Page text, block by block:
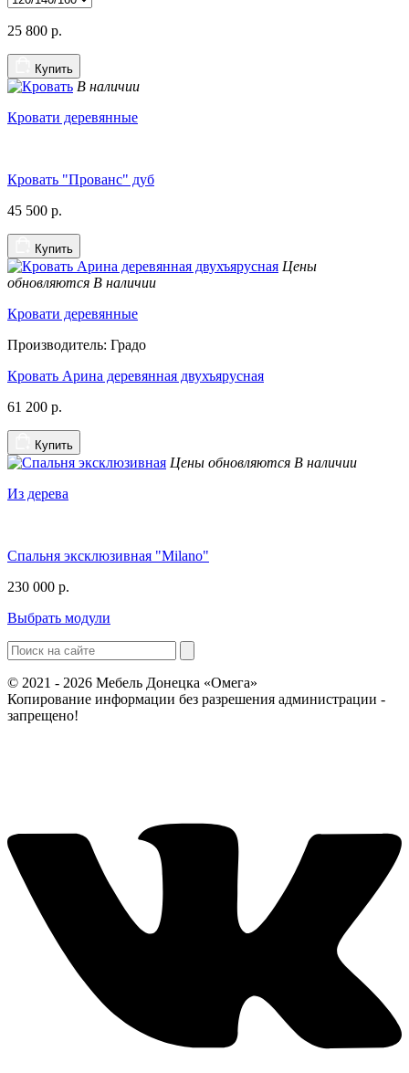
25 800 р.
Купить
В наличии
Кровати деревянные
Кровать "Прованс" дуб
45 500 р.
Купить
Цены
обновляются В наличии
Кровати деревянные
Производитель: Градо
Кровать Арина деревянная двухъярусная
61 200 р.
Купить
Цены обновляются В наличии
Из дерева
Спальня эксклюзивная "Milano"
230 000 р.
Выбрать модули
© 2021 - 2026 Мебель Донецка «Омега»
Копирование информации без разрешения администрации -
запрещено!